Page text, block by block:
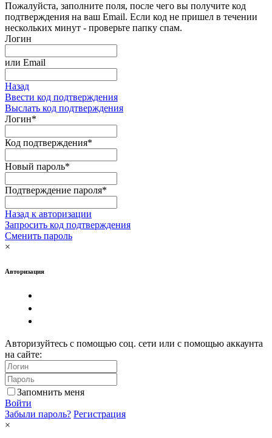
Пожалуйста, заполните поля, после чего вы получите код
подтверждения на ваш Email. Если код не пришел в течении
нескольких минут - проверьте папку спам.
Логин
или Email
Назад
Ввести код подтверждения
Выслать код подтверждения
Логин*
Код подтверждения*
Новый пароль*
Подтверждение пароля*
Назад к авторизации
Запросить код подтверждения
Сменить пароль
×
Авторизация
Авторизуйтесь с помощью соц. сети или с помощью аккаунта
на сайте:
Запомнить меня
Войти
Забыли пароль? Регистрация
×